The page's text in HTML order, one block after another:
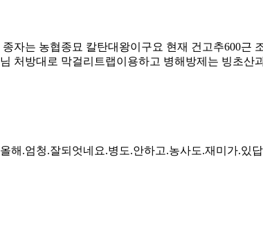
자는 농협종묘 칼탄대왕이구요 현재 건고추600
처방대로 막걸리트랩이용하고 병해방제는 빙초산
해.엄청.잘되엇네요.병도.안하고.농사도.재미가.있